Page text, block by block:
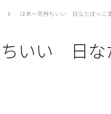
はあ～気持ちいい 日なたぼっこ
いい 日な